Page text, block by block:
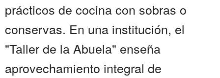
prácticos de cocina con sobras o
conservas. En una institución, el
"Taller de la Abuela" enseña
aprovechamiento integral de